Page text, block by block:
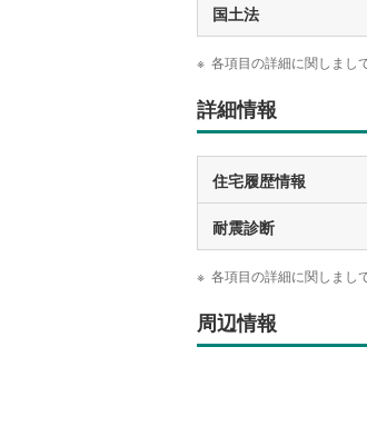
国土法
各項目の詳細に関しまし
詳細情報
住宅履歴情報
耐震診断
各項目の詳細に関しまし
周辺情報